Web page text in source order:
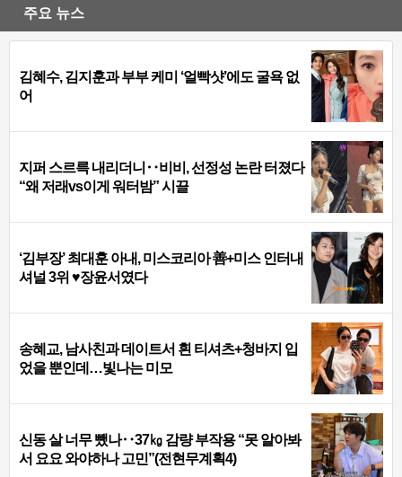
주요 뉴스
김혜수, 김지훈과 부부 케미 ‘얼빡샷’에도 굴욕 없
어
지퍼 스르륵 내리더니‥비비, 선정성 논란 터졌다
“왜 저래vs이게 워터밤” 시끌
‘김부장’ 최대훈 아내, 미스코리아 善+미스 인터내
셔널 3위 ♥장윤서였다
송혜교, 남사친과 데이트서 흰 티셔츠+청바지 입
었을 뿐인데…빛나는 미모
신동 살 너무 뺐나‥37㎏ 감량 부작용 “못 알아봐
서 요요 와야하나 고민”(전현무계획4)